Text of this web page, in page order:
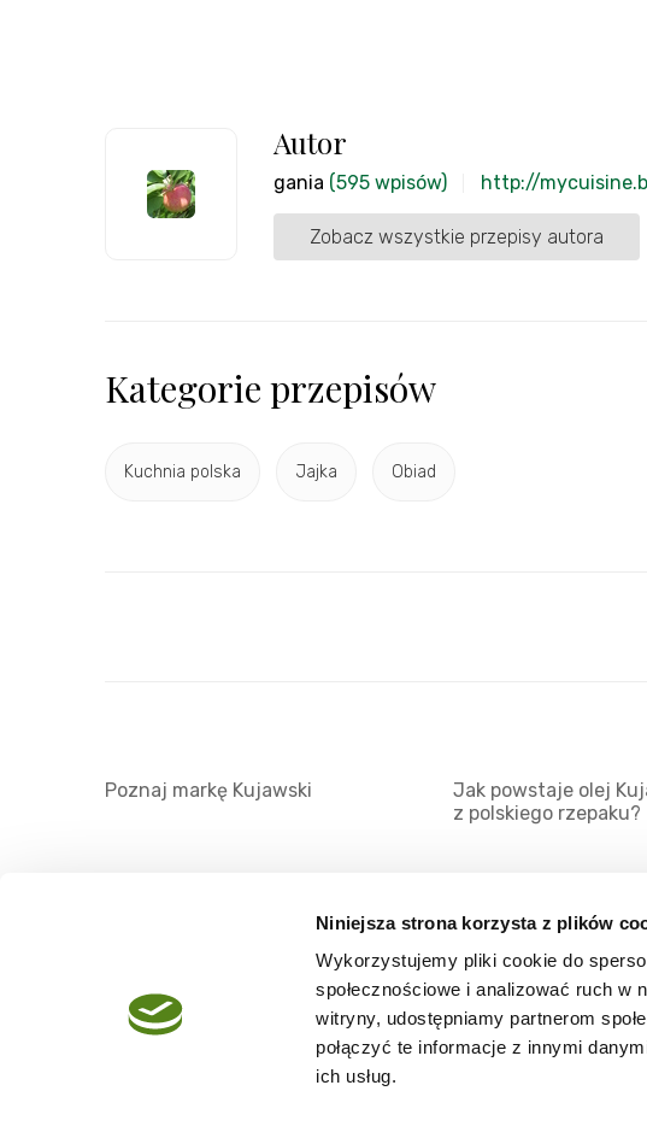
Niniejsza strona korzysta z plików
Wykorzystujemy pliki cookie do
społecznościowe i analizować ruch
witryny, udostępniamy partnerom
połączyć te informacje z innymi
ich usług.
Autor
gania (595 wpisów) http://
Zobacz wszystkie przepisy autora
Kategorie przepisów
Kuchnia polska Jajka Obiad
Poznaj markę Kujawski
Jak powstaje olej
z polskiego rzepaku?
Regulamin
Mapa
Kanały
Porady